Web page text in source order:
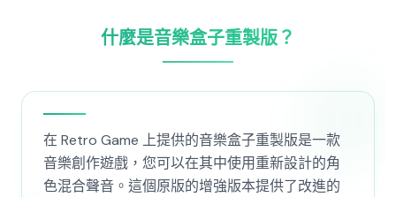
什麼是音樂盒子重製版？
在 Retro Game 上提供的音樂盒子重製版是一款
音樂創作遊戲，您可以在其中使用重新設計的角
色混合聲音。這個原版的增強版本提供了改進的